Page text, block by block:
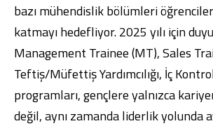
Dijital Bankacılık Finans Portalı
Şube ve ATM’ler
İletişim
Englishالعربية
Dijital Bankacılık Hakkımızda Finans
Şube ve ATM’ler
İletişim
English
bazı mühendislik bölümleri
katmayı hedefliyor. 2025 yılı için
Management Trainee (MT), Sales
Teftiş/Müfettiş Yardımcılığı, İç
programları, gençlere yalnızca
değil, aynı zamanda liderlik yolunda